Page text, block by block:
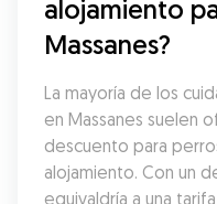
alojamiento
Massanes?
La mayoría de los
en Massanes suelen
descuento para
alojamiento. Con un
equivaldría a una